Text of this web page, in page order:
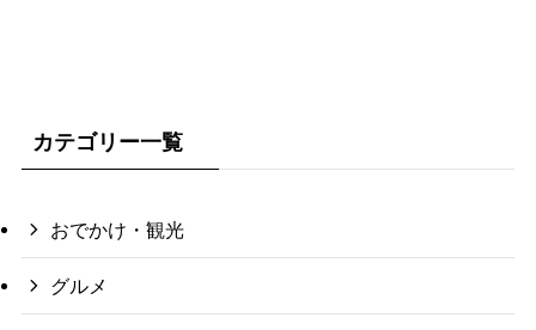
カテゴリー一覧
おでかけ・観光
グルメ